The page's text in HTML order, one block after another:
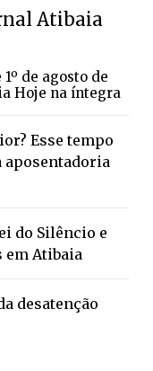
Atibaia
de agosto de
Hoje na íntegra
Esse tempo
aposentadoria
do Silêncio e
Atibaia
desatenção